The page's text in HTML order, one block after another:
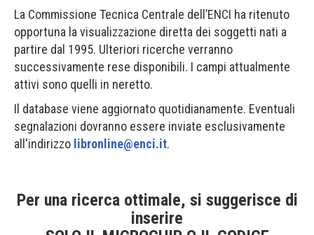
La Commissione Tecnica Centrale dell’ENCI ha ritenuto
opportuna la visualizzazione diretta dei soggetti nati a
partire dal 1995. Ulteriori ricerche verranno
successivamente rese disponibili. I campi attualmente
attivi sono quelli in neretto.
Il database viene aggiornato quotidianamente. Eventuali
segnalazioni dovranno essere inviate esclusivamente
all'indirizzo libronline@enci.it.
Per una ricerca ottimale, si suggerisce di
inserire